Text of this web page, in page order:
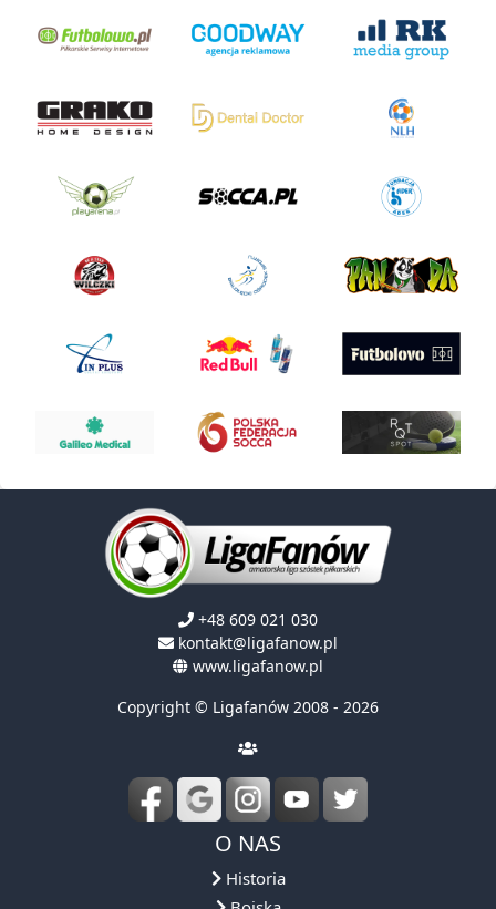
+48 609 021 030
kontakt@ligafanow.pl
www.ligafanow.pl
Copyright © Ligafanów 2008 - 2026
O NAS
Historia